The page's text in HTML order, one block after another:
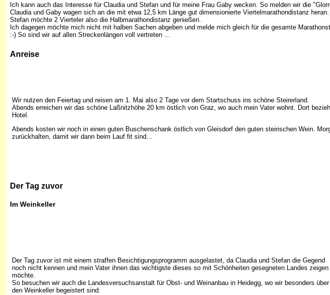
Ich kann auch das Interesse für Claudia und Stefan und für meine Frau Gaby wecken. So melden wir die
Claudia und Gaby wagen sich an die mit etwa 12,5 km Länge gut dimensionierte Viertelmarathondistanz heran.
Stefan möchte 2 Vierteler also die Halbmarathondistanz genießen.
Ich dagegen möchte mich nicht mit halben Sachen abgeben und melde mich gleich für die gesamte
:-) So sind wir auf allen Streckenlängen voll vertreten ...
Anreise
Wir nutzen den Feiertag und reisen am 1. Mai also 2 Tage vor dem Startschuss ins schöne Steirerland.
Abends erreichen wir das schöne Laßnitzhöhe 20 km östlich von Graz, wo auch mein Vater wohnt. Dort
Hotel.
Abends kosten wir noch in einen guten Buschenschank östlich von Gleisdorf den guten steirischen Wein.
zurückhalten, damit wir dann beim Lauf fit sind...
Der Tag zuvor
Im Weinkeller
Der Tag zuvor ist mit einem straffen Besichtigungsprogramm ausgelastet, da Claudia und Stefan die Gegend
noch nicht kennen und mein Vater ihnen das wichtigste dieses so mit Schönheiten gesegneten Landes zeigen
möchte.
So besuchen wir auch die Landesversuchsanstalt für Obst- und Weinanbau in Heidegg, wo wir besonders über
den Weinkeller begeistert sind: